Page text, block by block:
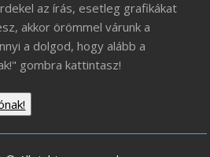
az írás, esetleg grafikákat
akkor örömmel várunk a
a dolgod, hogy alább a
gombra kattintasz!